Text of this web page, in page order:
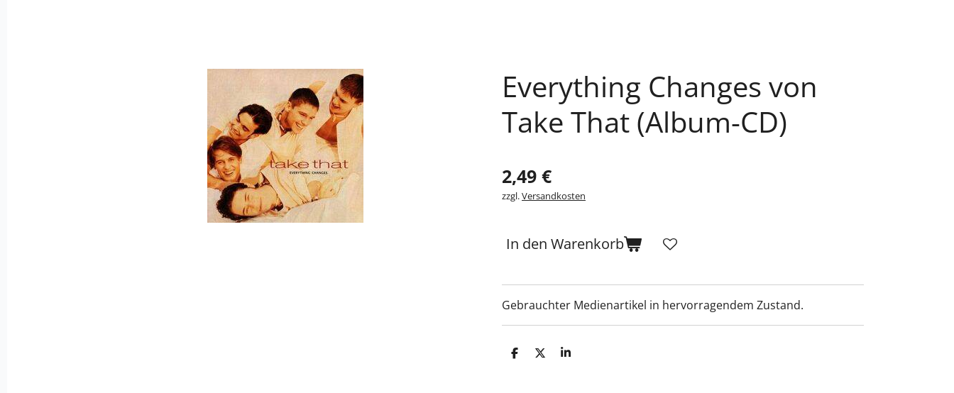
Everything Changes von
Take That (Album-CD)
2,49 €
zzgl.Versandkosten
In den Warenkorb
Gebrauchter Medienartikel in hervorragendem Zustand.
T
T
T